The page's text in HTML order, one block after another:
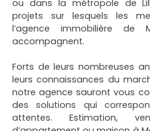
ou dans la métropole de
projets sur lesquels les
l’agence immobilière de
accompagnent.
Forts de leurs nombreuses
leurs connaissances du
notre agence sauront vous
des solutions qui
attentes. Estimation,